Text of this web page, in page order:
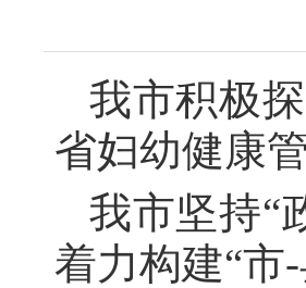
我市积极
省妇幼健康
我市坚持“
着力构建“市